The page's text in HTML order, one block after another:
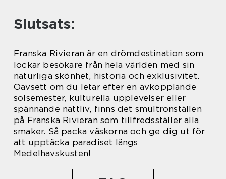
Slutsats:
Franska Rivieran är en drömdestination som
lockar besökare från hela världen med sin
naturliga skönhet, historia och exklusivitet.
Oavsett om du letar efter en avkopplande
solsemester, kulturella upplevelser eller
spännande nattliv, finns det smultronställen
på Franska Rivieran som tillfredsställer alla
smaker. Så packa väskorna och ge dig ut för
att upptäcka paradiset längs
Medelhavskusten!